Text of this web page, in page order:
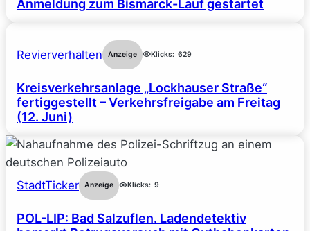
Anmeldung zum Bismarck-Lauf gestartet
Revierverhalten Anzeige Klicks: 629
Kreisverkehrsanlage „Lockhauser Straße“
fertiggestellt – Verkehrsfreigabe am Freitag
(12. Juni)
StadtTicker Anzeige Klicks: 9
POL-LIP: Bad Salzuflen. Ladendetektiv